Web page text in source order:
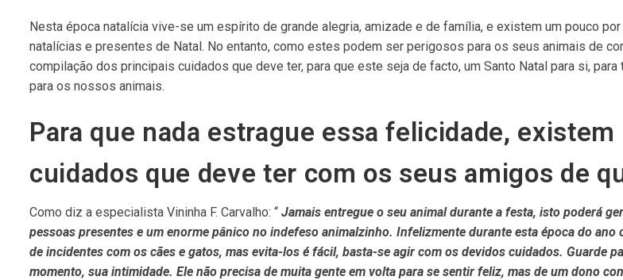
Nesta época natalícia vive-se um espírito de grande alegria, amizade e de família, e existem um pouco
natalícias e presentes de Natal. No entanto, como estes podem ser perigosos para os seus animais de
compilação dos principais cuidados que deve ter, para que este seja de facto, um Santo Natal para si, para
para os nossos animais.
Para que nada estrague essa felicidade, existem
cuidados que deve ter com os seus amigos de
Como diz a especialista Vininha F. Carvalho: “ Jamais entregue o seu animal durante a festa, isto poderá
pessoas presentes e um enorme pânico no indefeso animalzinho. Infelizmente durante esta época do ano
de incidentes com os cães e gatos, mas evita-los é fácil, basta-se agir com os devidos cuidados. Guarde
momento, sua intimidade. Ele não precisa de muita gente em volta para se sentir feliz, mas de um dono